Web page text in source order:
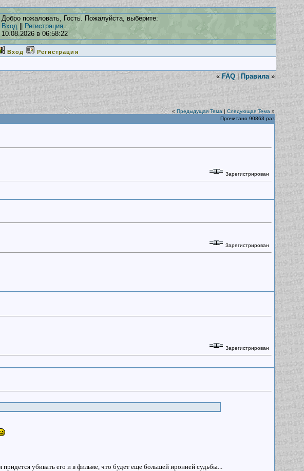
Добро пожаловать, Гость. Пожалуйста, выберите:
Вход
Регистрация.
10.08.2026 в 06:58:22
Вход Регистрация
« FAQ | Правила »
« Предыдущая Тема | Следующая Тема »
Прочитано 90863 раз
Зарегистрирован
Зарегистрирован
Зарегистрирован
убивать его и в фильме, что будет еще большей иронией судьбы...